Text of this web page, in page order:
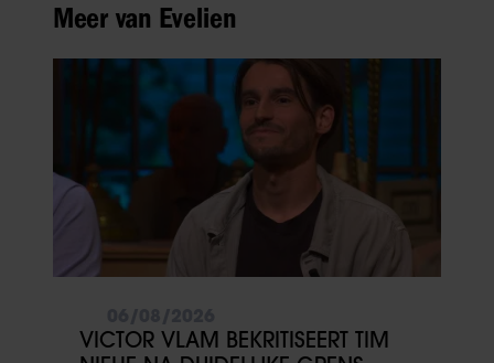
Meer van Evelien
VICTOR VLAM BEKRITISEERT TIM